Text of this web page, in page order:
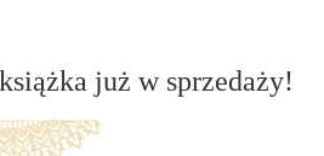
już w sprzedaży!